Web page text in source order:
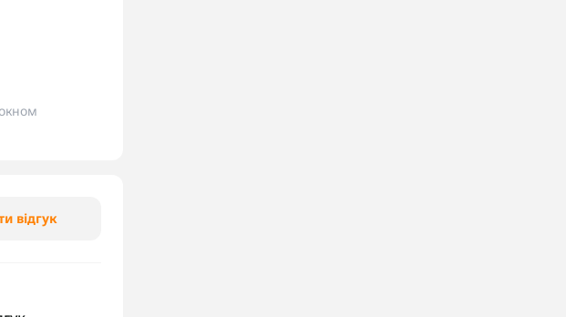
відгук